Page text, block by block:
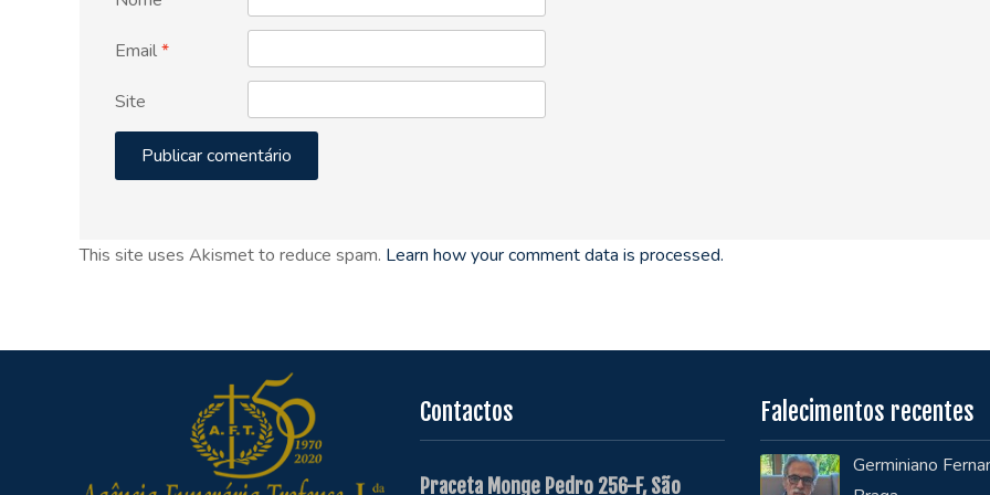
Email*
Site
This site uses Akismet to reduce spam. Learn how your comment data is processed.
Contactos
Praceta Monge Pedro 256-F, São
Falecimentos recentes
Germiniano